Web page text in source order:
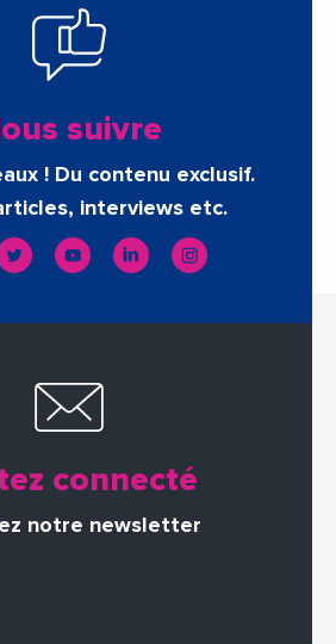
suivre
! Du contenu exclusif.
interviews etc.
connecté
notre newsletter